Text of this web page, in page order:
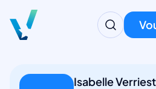
Isabelle Verriest